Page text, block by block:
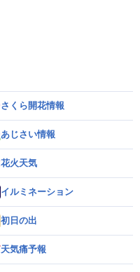
さくら開花情報
あじさい情報
花火天気
イルミネーション
初日の出
天気痛予報